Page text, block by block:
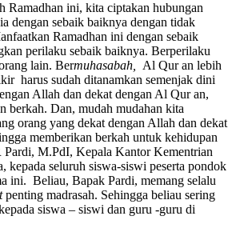
Ramadhan ini, kita ciptakan hubungan
dengan sebaik baiknya dengan tidak
Ramadhan ini dengan sebaik
perilaku sebaik baiknya. Berperilaku
lain. Bermuhasabah, Al Qur an lebih
harus sudah ditanamkan semenjak dini
Allah dan dekat dengan Al Qur an,
berkah. Dan, mudah mudahan kita
orang yang dekat dengan Allah dan dekat
memberikan berkah untuk kehidupan
Pardi, M.PdI, Kepala Kantor Kementrian
kepada seluruh siswa-siswi peserta pondok
ini. Beliau, Bapak Pardi, memang selalu
penting madrasah. Sehingga beliau sering
siswa – siswi dan guru -guru di